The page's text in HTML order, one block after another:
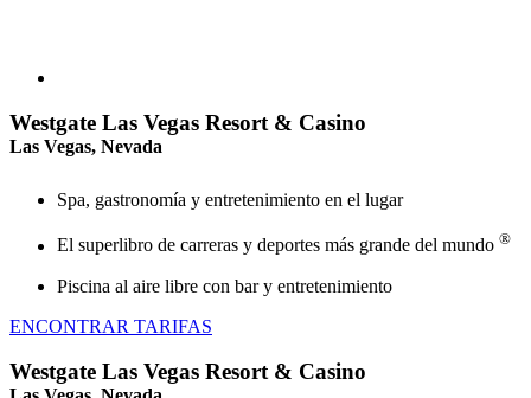
Westgate Las Vegas Resort & Casino
Las Vegas, Nevada
Spa, gastronomía y entretenimiento en el lugar
El superlibro de carreras y deportes más grande del mundo ®
Piscina al aire libre con bar y entretenimiento
ENCONTRAR TARIFAS
Westgate Las Vegas Resort & Casino